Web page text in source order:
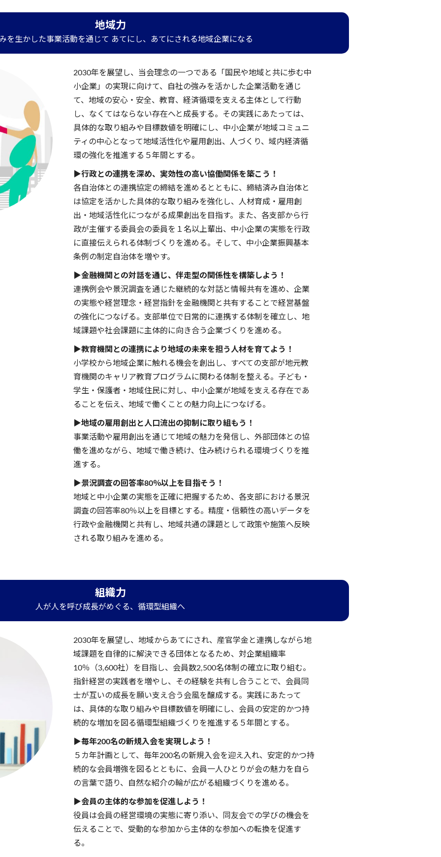
地域力
を生かした事業活動を通じて あてにし、あてにされる地域企業になる
2030年を展望し、当会理念の一つである「国民や地域と共に歩む中
小企業」の実現に向けて、自社の強みを活かした企業活動を通じ
て、地域の安心・安全、教育、経済循環を支える主体として行動
し、なくてはならない存在へと成長する。その実践にあたっては、
具体的な取り組みや目標数値を明確にし、中小企業が地域コミュニ
ティの中心となって地域活性化や雇用創出、人づくり、域内経済循
環の強化を推進する５年間とする。
▶行政との連携を深め、実効性の高い協働関係を築こう！
各自治体との連携協定の締結を進めるとともに、締結済み自治体と
は協定を活かした具体的な取り組みを強化し、人材育成・雇用創
出・地域活性化につながる成果創出を目指す。また、各支部から行
政が主催する委員会の委員を１名以上輩出、中小企業の実態を行政
に直接伝えられる体制づくりを進める。そして、中小企業振興基本
条例の制定自治体を増やす。
▶金融機関との対話を通じ、伴走型の関係性を構築しよう！
連携例会や景況調査を通じた継続的な対話と情報共有を進め、企業
の実態や経営理念・経営指針を金融機関と共有することで経営基盤
の強化につなげる。支部単位で日常的に連携する体制を確立し、地
域課題や社会課題に主体的に向き合う企業づくりを進める。
▶教育機関との連携により地域の未来を担う人材を育てよう！
小学校から地域企業に触れる機会を創出し、すべての支部が地元教
育機関のキャリア教育プログラムに関わる体制を整える。子ども・
学生・保護者・地域住民に対し、中小企業が地域を支える存在であ
ることを伝え、地域で働くことの魅力向上につなげる。
▶地域の雇用創出と人口流出の抑制に取り組もう！
事業活動や雇用創出を通じて地域の魅力を発信し、外部団体との協
働を進めながら、地域で働き続け、住み続けられる環境づくりを推
進する。
▶景況調査の回答率80％以上を目指そう！
地域と中小企業の実態を正確に把握するため、各支部における景況
調査の回答率80％以上を目標とする。精度・信頼性の高いデータを
行政や金融機関と共有し、地域共通の課題として政策や施策へ反映
される取り組みを進める。
組織力
人が人を呼び成長がめぐる、循環型組織へ
2030年を展望し、地域からあてにされ、産官学金と連携しながら地
域課題を自律的に解決できる団体となるため、対企業組織率
10％（3,600社）を目指し、会員数2,500名体制の確立に取り組む。
指針経営の実践者を増やし、その経験を共有し合うことで、会員同
士が互いの成長を願い支え合う会風を醸成する。実践にあたって
は、具体的な取り組みや目標数値を明確にし、会員の安定的かつ持
続的な増加を図る循環型組織づくりを推進する５年間とする。
▶毎年200名の新規入会を実現しよう！
５カ年計画として、毎年200名の新規入会を迎え入れ、安定的かつ持
続的な会員増強を図るとともに、会員一人ひとりが会の魅力を自ら
の言葉で語り、自然な紹介の輪が広がる組織づくりを進める。
▶会員の主体的な参加を促進しよう！
役員は会員の経営環境の実態に寄り添い、同友会での学びの機会を
伝えることで、受動的な参加から主体的な参加への転換を促進す
る。